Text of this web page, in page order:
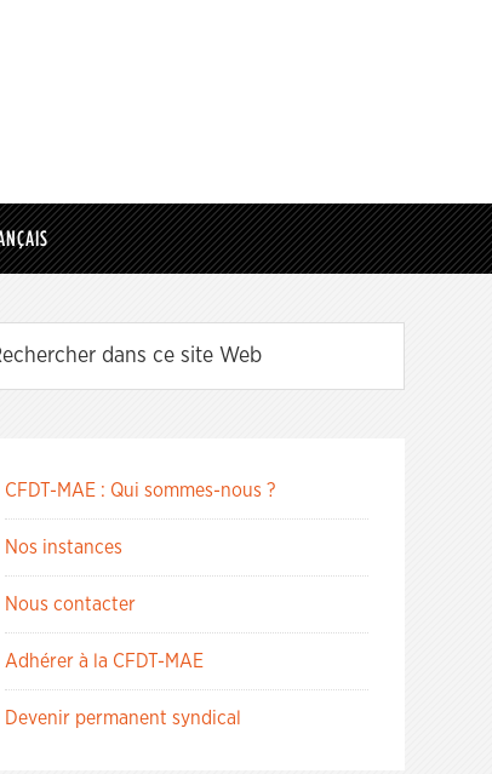
CFDT-MAE : Qui sommes-nous ?
Nos instances
Nous contacter
Adhérer à la CFDT-MAE
Devenir permanent syndical